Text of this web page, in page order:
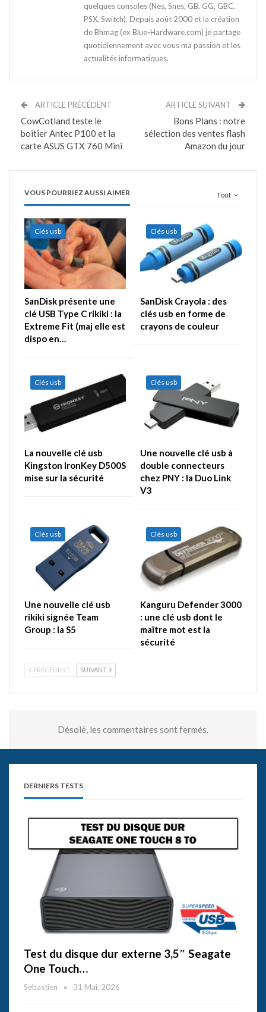
quelques consoles (Nes, Snes, GB, GG, GBC,
PSX, Switch). Depuis août 2000 et la création
de Bhmag (ex Blue-Hardware.com) je partage
quotidiennement avec vous ma passion et les
actualités informatiques.
ARTICLE PRÉCÉDENT
CowCotland teste le
boitier Antec P100 et la
carte ASUS GTX 760 Mini
ARTICLE SUIVANT
Bons Plans : notre
sélection des ventes flash
Amazon du jour
Tout
VOUS POURRIEZ AUSSI AIMER
Clés usb
SanDisk présente une
clé USB Type C rikiki : la
Extreme Fit (maj elle est
dispo en…
Clés usb
SanDisk Crayola : des
clés usb en forme de
crayons de couleur
Clés usb
La nouvelle clé usb
Kingston IronKey D500S
mise sur la sécurité
Clés usb
Une nouvelle clé usb à
double connecteurs
chez PNY : la Duo Link
V3
Clés usb
Une nouvelle clé usb
rikiki signée Team
Group : la S5
Clés usb
Kanguru Defender 3000
: une clé usb dont le
maître mot est la
sécurité
PRÉCÉDENT SUIVANT
Désolé, les commentaires sont fermés.
DERNIERS TESTS
Test du disque dur externe 3,5″ Seagate
One Touch…
Sebastien 31 Mai, 2026